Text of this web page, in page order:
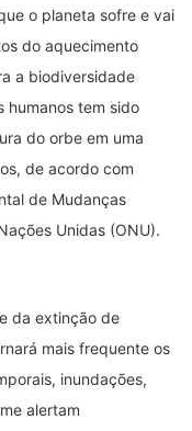
o planeta sofre e vai
do aquecimento
a biodiversidade
humanos tem sido
do orbe em uma
de acordo com
de Mudanças
Unidas (ONU).
da extinção de
mais frequente os
inundações,
alertam